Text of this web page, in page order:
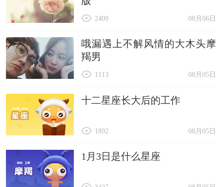
08月06日
2409
哦漏遇上不解风情的大木头摩
羯男
08月05日
1113
十二星座长大后的工作
08月05日
1892
1月3日是什么星座